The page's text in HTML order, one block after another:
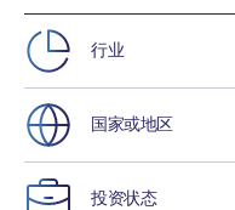
行业
国家或地区
投资状态